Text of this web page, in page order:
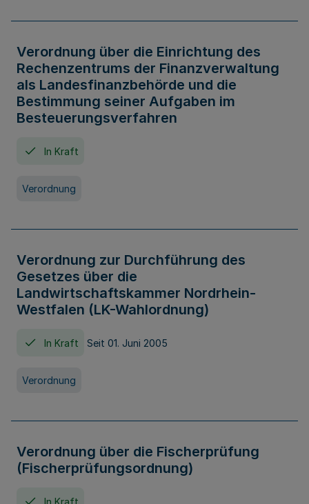
Verordnung über die Einrichtung des
Rechenzentrums der Finanzverwaltung
als Landesfinanzbehörde und die
Bestimmung seiner Aufgaben im
Besteuerungsverfahren
In Kraft
Verordnung
Verordnung zur Durchführung des
Gesetzes über die
Landwirtschaftskammer Nordrhein-
Westfalen (LK-Wahlordnung)
In Kraft Seit 01. Juni 2005
Verordnung
Verordnung über die Fischerprüfung
(Fischerprüfungsordnung)
In Kraft